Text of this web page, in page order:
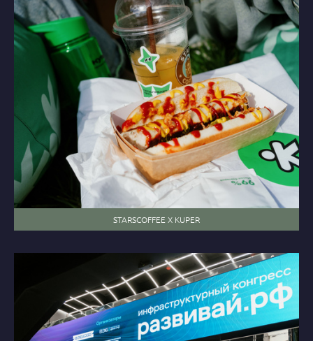
STARSCOFFEE X KUPER